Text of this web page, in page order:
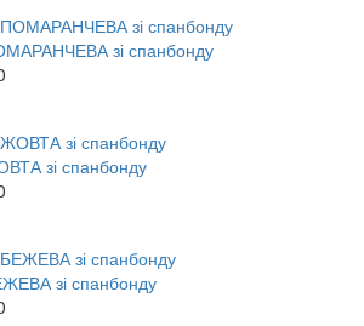
зі спанбонду
зі спанбонду
зі спанбонду